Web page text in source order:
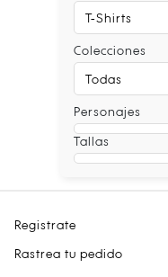
Colecciones
Personajes
Tallas
Registrate
Rastrea tu pedido